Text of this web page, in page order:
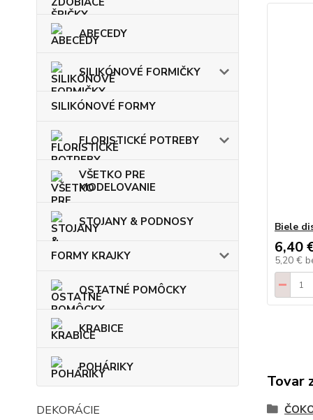
ABECEDY
SILIKÓNOVÉ FORMIČKY
SILIKÓNOVÉ FORMY
FLORISTICKÉ POTREBY
VŠETKO PRE
MODELOVANIE
STOJANY & PODNOSY
FORMY KRAJKY
OSTATNÉ POMÔCKY
KRABICE
POHÁRIKY
DEKORÁCIE
Biele
6,40
5,20 €
Tovar